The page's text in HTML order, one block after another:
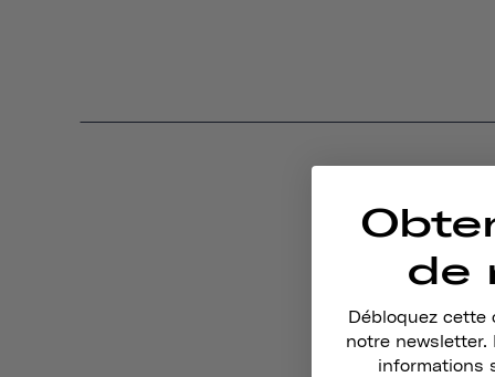
de
Débloquez cette
notre newsletter.
informations